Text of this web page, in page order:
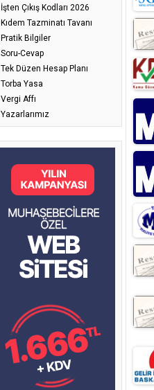
İşten Çıkış Kodları 2026
Kıdem Tazminatı Tavanı
Pratik Bilgiler
Soru-Cevap
Tek Düzen Hesap Planı
Torba Yasa
Vergi Affı
Yazarlarımız